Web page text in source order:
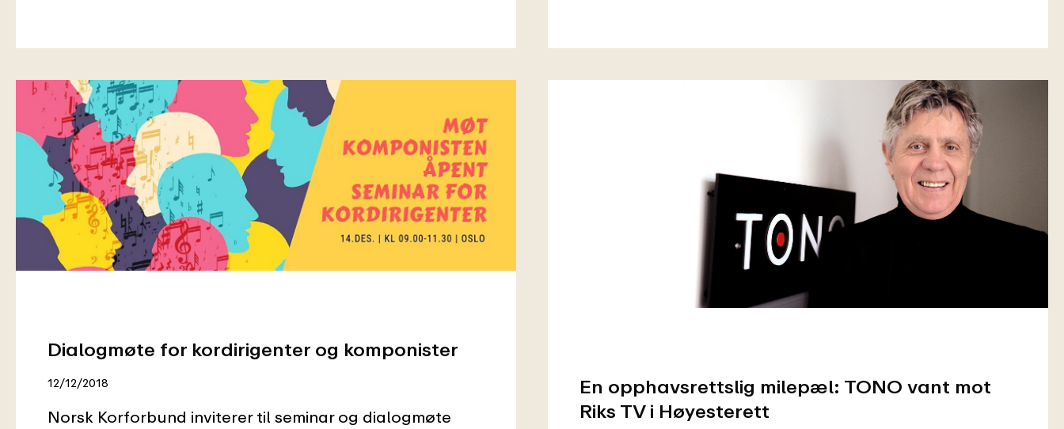
Dialogmøte for kordirigenter og komponister
12/12/2018
Norsk Korforbund inviterer til seminar og dialogmøte
En opphavsrettslig milepæl: TONO vant mot
Riks TV i Høyesterett